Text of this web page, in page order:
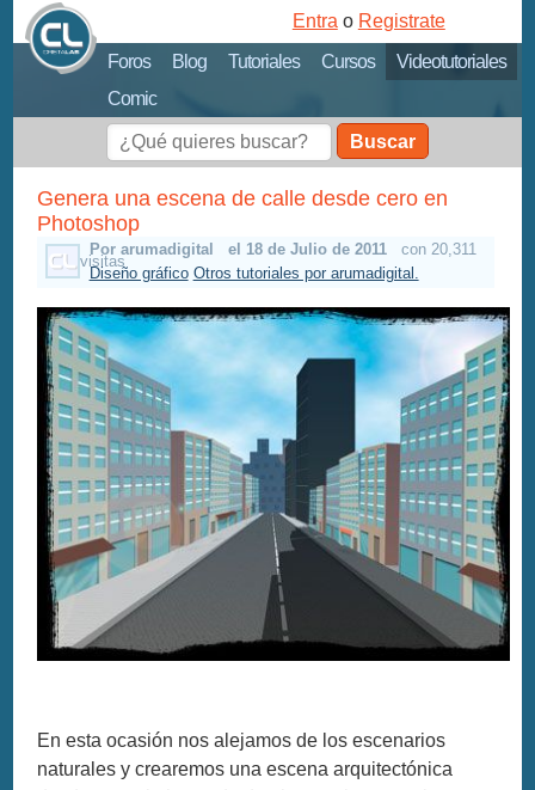
Foros Blog Tutoriales Cursos
Videotutoriales
Comic
Entra o Registrate
Buscar
Genera una escena de calle desde cero en
Photoshop
Por arumadigital el 18 de Julio de 2011 con 20,311
visitas
Diseño gráfico Otros tutoriales por arumadigital.
En esta ocasión nos alejamos de los escenarios
naturales y crearemos una escena arquitectónica